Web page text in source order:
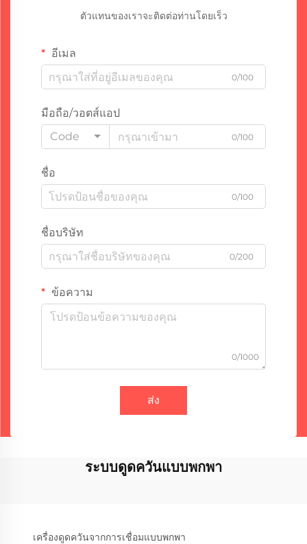
ตัวแทนของเราจะติดต่อท่านโดยเร็ว
อีเมล
0/100
มือถือ/วอตส์แอป
Code
0/100
ชื่อ
0/100
ชื่อบริษัท
0/200
ข้อความ
0/1000
ส่ง
ระบบดูดควันแบบพกพา
เครื่องดูดควันจากการเชื่อมแบบพกพา